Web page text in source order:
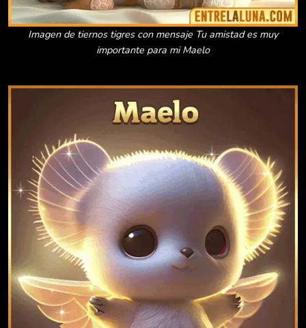
Imagen de tiernos tigres con mensaje Tu amistad es muy
importante para mi Maelo